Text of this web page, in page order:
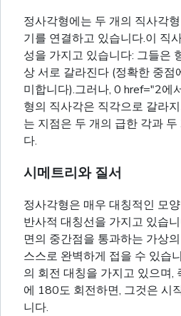
정사각형에는 두 개의 직사각
기를 연결하고 있습니다.이 직
성을 가지고 있습니다: 그들은
상 서로 갈라진다 (정확한 중점
미합니다).그러나, 0 href="2에
형의 직사각은 직각으로 갈라
는 지점은 두 개의 급한 각과
다.
시메트리와 질서
정사각형은 매우 대칭적인 모
반사적 대칭선을 가지고 있습
면의 중간점을 통과하는 가상
스스로 완벽하게 접을 수 있습
의 회전 대칭을 가지고 있으며,
에 180도 회전하면, 그것은 시
니다.